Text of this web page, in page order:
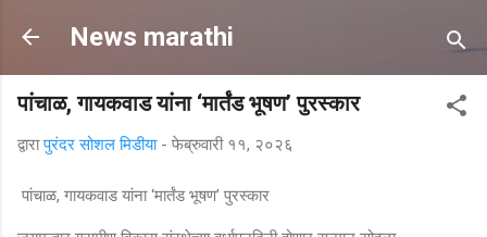
मुख्य सामग्रीवर वगळा
News marathi
पांचाळ, गायकवाड यांना ‘मार्तंड भूषण’ पुरस्कार
द्वारापुरंदर सोशल मिडीया - फेब्रुवारी ११, २०२६
पांचाळ, गायकवाड यांना ‘मार्तंड भूषण’ पुरस्कार